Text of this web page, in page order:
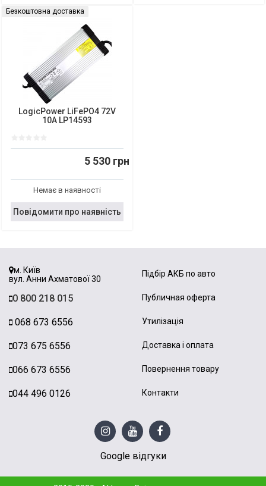
Безкоштовна доставка
LogicPower LiFePO4 72V
10A LP14593
5 530 грн
Немає в наявності
Повідомити про наявність
м. Київ
вул. Анни Ахматової 30
0 800 218 015
068 673 6556
073 675 6556
066 673 6556
044 496 0126
Підбір АКБ по авто
Публичная оферта
Утилізація
Доставка і оплата
Повернення товару
Контакти
Google відгуки